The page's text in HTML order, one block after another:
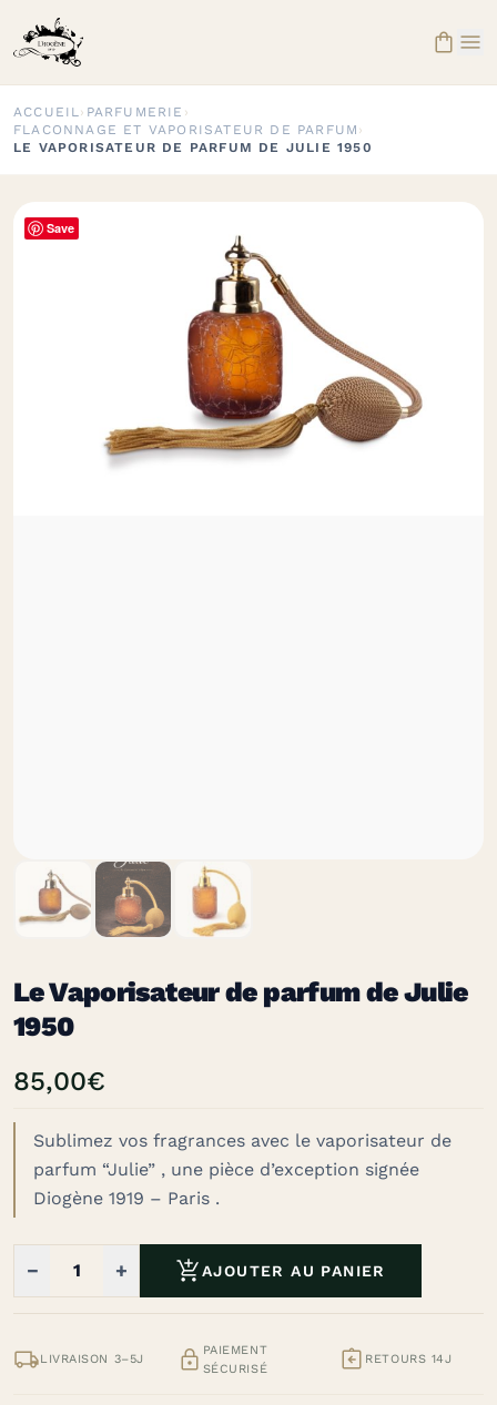
 
ACCUEIL› PARFUMERIE ›
FLACONNAGE ET VAPORISATEUR DE PARFUM ›
LE VAPORISATEUR DE PARFUM DE JULIE 1950
Save
Le Vaporisateur de parfum de Julie
1950
85,00€
Sublimez vos fragrances avec le vaporisateur de
parfum “Julie” , une pièce d’exception signée
Diogène 1919 – Paris .
− + AJOUTER AU PANIER
LIVRAISON 3–5J  PAIEMENT
SÉCURISÉ
 RETOURS 14J